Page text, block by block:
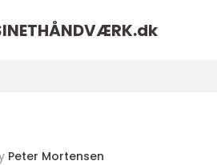
dk
Peter Mortensen